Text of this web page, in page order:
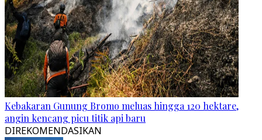
Kebakaran Gunung Bromo meluas hingga 120 hektare,
angin kencang picu titik api baru
DIREKOMENDASIKAN